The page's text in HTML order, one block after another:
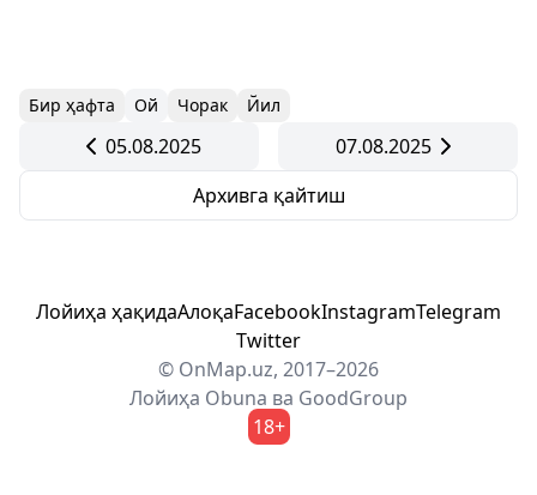
Бир ҳафта Ой Чорак Йил
05.08.2025
07.08.2025
Архивга қайтиш
Лойиҳа ҳақидаАлоқаFacebookInstagramTelegram
Twitter
© OnMap.uz, 2017–2026
Лойиҳа Obuna ва GoodGroup
18+